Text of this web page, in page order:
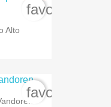
Alto